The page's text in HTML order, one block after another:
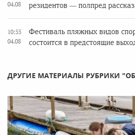
04.08
резидентов — полпред
10:55
04.08
Фестиваль пляжных видов
состоится в предстоящие
ДРУГИЕ МАТЕРИАЛЫ РУБРИКИ